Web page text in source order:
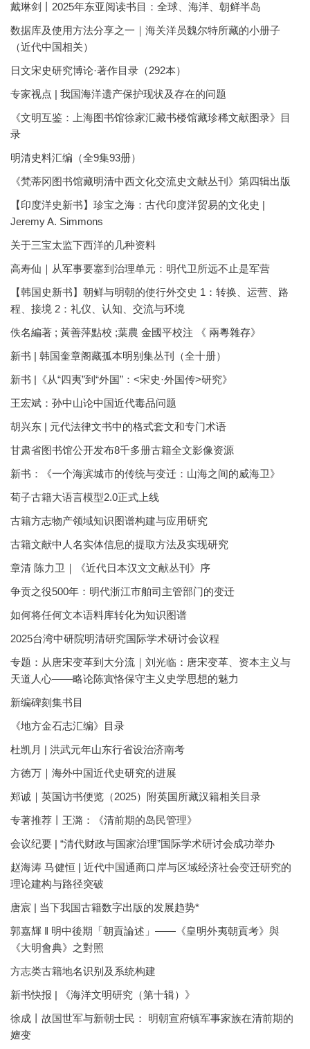
戴琳剑丨2025年东亚阅读书目：全球、海洋、朝鲜半岛
数据库及使用方法分享之一｜海关洋员魏尔特所藏的小册子
（近代中国相关）
日文宋史研究博论·著作目录（292本）
专家视点 | 我国海洋遗产保护现状及存在的问题
《文明互鉴：上海图书馆徐家汇藏书楼馆藏珍稀文献图录》目
录
明清史料汇编（全9集93册）
《梵蒂冈图书馆藏明清中西文化交流史文献丛刊》第四辑出版
【印度洋史新书】珍宝之海：古代印度洋贸易的文化史 |
Jeremy A. Simmons
关于三宝太监下西洋的几种资料
高寿仙｜从军事要塞到治理单元：明代卫所远不止是军营
【韩国史新书】朝鲜与明朝的使行外交史 1：转换、运营、路
程、接境 2：礼仪、认知、交流与环境
佚名編著 ; 黃善萍點校 ;葉農 金國平校注 《 兩粵雜存》
新书 | 韩国奎章阁藏孤本明别集丛刊（全十册）
新书 |《从“四夷”到“外国”：<宋史·外国传>研究》
王宏斌：孙中山论中国近代毒品问题
胡兴东 | 元代法律文书中的格式套文和专门术语
甘肃省图书馆公开发布8千多册古籍全文影像资源
新书：《一个海滨城市的传统与变迁：山海之间的威海卫》
荀子古籍大语言模型2.0正式上线
古籍方志物产领域知识图谱构建与应用研究
古籍文献中人名实体信息的提取方法及实现研究
章清 陈力卫｜《近代日本汉文文献丛刊》序
争贡之役500年：明代浙江市舶司主管部门的变迁
如何将任何文本语料库转化为知识图谱
2025台湾中研院明清研究国际学术研讨会议程
专题：从唐宋变革到大分流｜刘光临：唐宋变革、资本主义与
天道人心——略论陈寅恪保守主义史学思想的魅力
新编碑刻集书目
《地方金石志汇编》目录
杜凯月 | 洪武元年山东行省设治济南考
方徳万｜海外中国近代史研究的进展
郑诚｜英国访书便览（2025）附英国所藏汉籍相关目录
专著推荐丨王潞：《清前期的岛民管理》
会议纪要 | “清代财政与国家治理”国际学术研讨会成功举办
赵海涛 马健恒 | 近代中国通商口岸与区域经济社会变迁研究的
理论建构与路径突破
唐宸 | 当下我国古籍数字出版的发展趋势*
郭嘉輝 ‖ 明中後期「朝貢論述」——《皇明外夷朝貢考》與
《大明會典》之對照
方志类古籍地名识别及系统构建
新书快报 | 《海洋文明研究（第十辑）》
徐成丨故国世军与新朝士民： 明朝宣府镇军事家族在清前期的
嬗变